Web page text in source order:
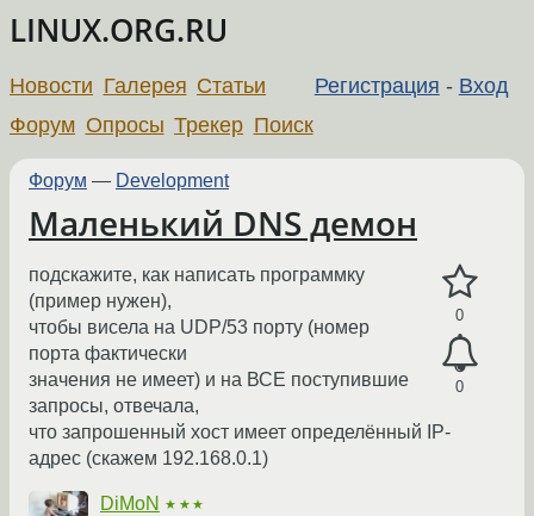
LINUX.ORG.RU
Регистрация - Вход
Новости Галерея Статьи
Форум Опросы Трекер Поиск
Форум — Development
Маленький DNS демон
0
0
подскажите, как написать программку
(пример нужен),
чтобы висела на UDP/53 порту (номер
порта фактически
значения не имеет) и на ВСЕ поступившие
запросы, отвечала,
что запрошенный хост имеет определённый IP-
адрес (скажем 192.168.0.1)
DiMoN ★★★